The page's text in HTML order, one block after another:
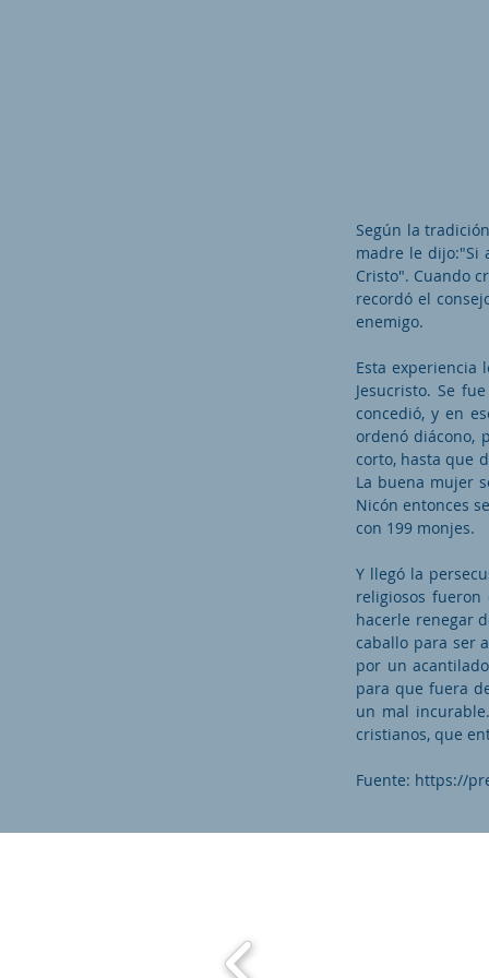
Según la
madre le dijo:"Si
Cristo". Cuando
recordó el
enemigo.
Esta
Jesucristo. Se
concedió, y en
ordenó diácono,
corto, hasta que
La buena mujer
Nicón entonces
con 199 monjes.
Y llegó la
religiosos
hacerle renegar
caballo para ser
por un
para que fuera
un mal
cristianos, que
Fuente: https://